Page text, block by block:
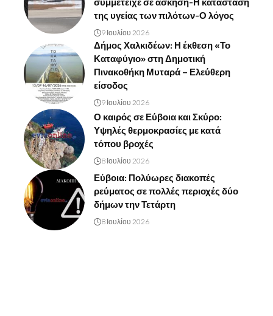
συμμετείχε σε άσκηση-Η κατάσταση
της υγείας των πιλότων-Ο λόγος
9 Ιουλίου 2026
Δήμος Χαλκιδέων: Η έκθεση «Το
Καταφύγιο» στη Δημοτική
Πινακοθήκη Μυταρά – Ελεύθερη
είσοδος
9 Ιουλίου 2026
Ο καιρός σε Εύβοια και Σκύρο:
Υψηλές θερμοκρασίες με κατά
τόπου βροχές
8 Ιουλίου 2026
Εύβοια: Πολύωρες διακοπές
ρεύματος σε πολλές περιοχές δύο
δήμων την Τετάρτη
8 Ιουλίου 2026